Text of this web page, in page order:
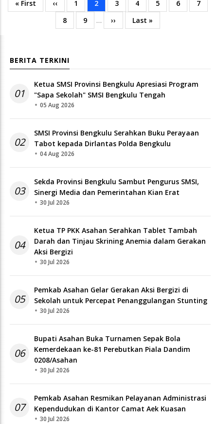
Pagination
First
page
« First
Previous
page
‹‹ Page
1
Current
page
2 Page
3 Page
4 Page
5 Page
6 Page
7
Page
8 Page
9 …
Next
page
››
Last
page
Last »
BERITA TERKINI
01
Ketua SMSI Provinsi Bengkulu Apresiasi Program
"Sapa Sekolah" SMSI Bengkulu Tengah
05 Aug 2026
02
SMSI Provinsi Bengkulu Serahkan Buku Perayaan
Tabot kepada Dirlantas Polda Bengkulu
04 Aug 2026
03
Sekda Provinsi Bengkulu Sambut Pengurus SMSI,
Sinergi Media dan Pemerintahan Kian Erat
30 Jul 2026
04
Ketua TP PKK Asahan Serahkan Tablet Tambah
Darah dan Tinjau Skrining Anemia dalam Gerakan
Aksi Bergizi
30 Jul 2026
05
Pemkab Asahan Gelar Gerakan Aksi Bergizi di
Sekolah untuk Percepat Penanggulangan Stunting
30 Jul 2026
06
Bupati Asahan Buka Turnamen Sepak Bola
Kemerdekaan ke-81 Perebutkan Piala Dandim
0208/Asahan
30 Jul 2026
07
Pemkab Asahan Resmikan Pelayanan Administrasi
Kependudukan di Kantor Camat Aek Kuasan
30 Jul 2026